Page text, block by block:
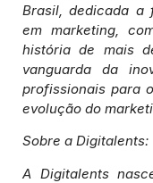
Brasil, dedicada a
em marketing,
história de mais
vanguarda da
profissionais para
evolução do
Sobre a Digitalents:
A Digitalents